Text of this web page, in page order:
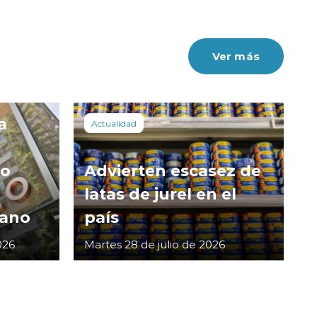
Ver más
Actualidad
Advierten escasez de
latas de jurel en el
país
Martes 28 de julio de 2026